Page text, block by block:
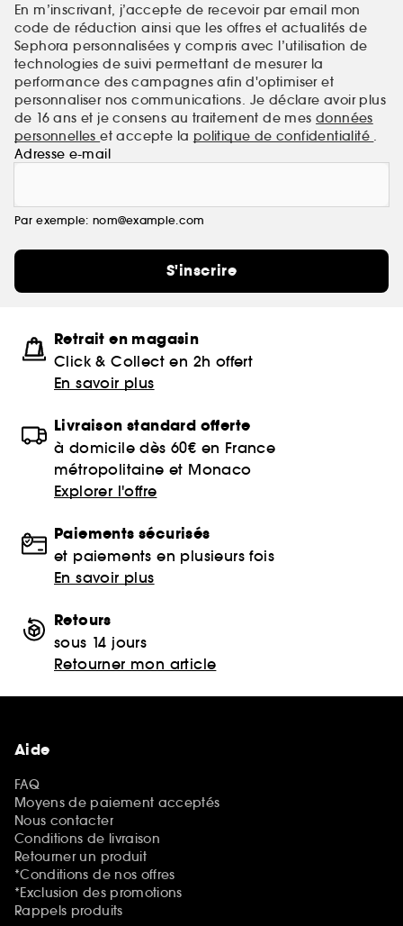
En m’inscrivant, j’accepte de recevoir par email mon
code de réduction ainsi que les offres et actualités de
Sephora personnalisées y compris avec l’utilisation de
technologies de suivi permettant de mesurer la
performance des campagnes afin d'optimiser et
personnaliser nos communications. Je déclare avoir plus
de 16 ans et je consens au traitement de mes données
personnelleset accepte la politique de confidentialité .
Adresse e-mail
Par exemple: nom@example.com
S'inscrire
Retrait en magasin
Click & Collect en 2h offert
En savoir plus
Livraison standard offerte
à domicile dès 60€ en France
métropolitaine et Monaco
Explorer l'offre
Paiements sécurisés
et paiements en plusieurs fois
En savoir plus
Retours
sous 14 jours
Retourner mon article
Aide
FAQ
Moyens de paiement acceptés
Nous contacter
Conditions de livraison
Retourner un produit
*Conditions de nos offres
*Exclusion des promotions
Rappels produits